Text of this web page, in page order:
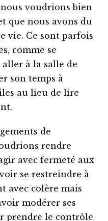
nous voudrions bien
que nous avons du
vie. Ce sont parfois
comme se
à la salle de
son temps à
au lieu de lire
de
rendre
avec fermeté aux
se restreindre à
avec colère mais
modérer ses
prendre le contrôle